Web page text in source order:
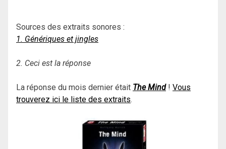
Sources des extraits sonores :
1. Génériques et jingles
2. Ceci est la réponse
La réponse du mois dernier était The Mind! Vous
trouverez ici le liste des extraits.